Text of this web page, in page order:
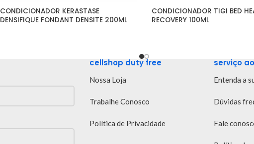
CONDICIONADOR KERASTASE
DENSIFIQUE FONDANT DENSITE 200ML
CONDICIONADOR TIGI BED
RECOVERY 100ML
cellshop duty free
Nossa Loja
Trabalhe Conosco
Política de Privacidade
serviço
Entenda a
Dúvidas
Fale